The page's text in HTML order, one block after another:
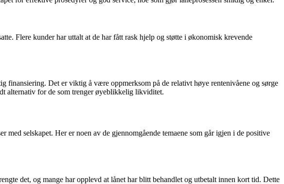
Flere kunder har uttalt at de har fått rask hjelp og støtte i økonomisk krevende
finansiering. Det er viktig å være oppmerksom på de relativt høye rentenivåene og sørge
alternativ for de som trenger øyeblikkelig likviditet.
selskapet. Her er noen av de gjennomgående temaene som går igjen i de positive
det, og mange har opplevd at lånet har blitt behandlet og utbetalt innen kort tid. Dette